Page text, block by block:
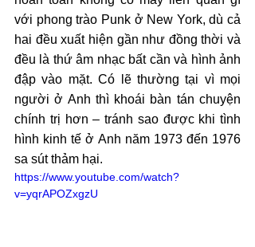
với phong trào Punk ở New York, dù cả
hai đều xuất hiện gần như đồng thời và
đều là thứ âm nhạc bất cần và hình ảnh
đập vào mặt. Có lẽ thường tại vì mọi
người ở Anh thì khoái bàn tán chuyện
chính trị hơn – tránh sao được khi tình
hình kinh tế ở Anh năm 1973 đến 1976
sa sút thảm hại.
https://www.youtube.com/watch?
v=yqrAPOZxgzU